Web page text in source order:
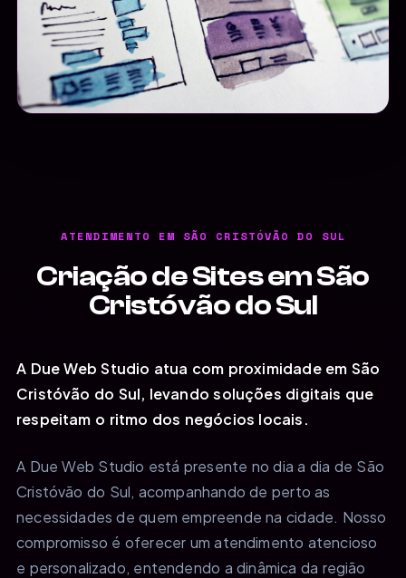
ATENDIMENTO EM SÃO CRISTÓVÃO DO SUL
Criação de Sites em São
Cristóvão do Sul
A Due Web Studio atua com proximidade em São
Cristóvão do Sul, levando soluções digitais que
respeitam o ritmo dos negócios locais.
A Due Web Studio está presente no dia a dia de São
Cristóvão do Sul, acompanhando de perto as
necessidades de quem empreende na cidade. Nosso
compromisso é oferecer um atendimento atencioso
e personalizado, entendendo a dinâmica da região